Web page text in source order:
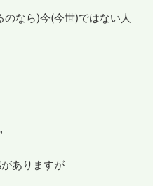
なら)今(今世)ではない人
ありますが